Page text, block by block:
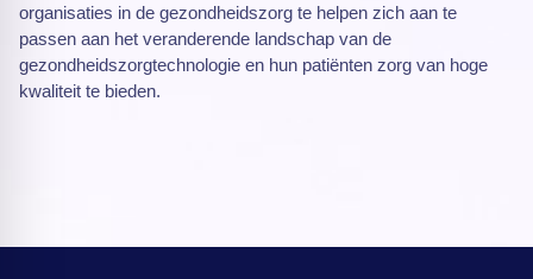
organisaties in de gezondheidszorg te helpen zich aan te
passen aan het veranderende landschap van de
gezondheidszorgtechnologie en hun patiënten zorg van hoge
kwaliteit te bieden.